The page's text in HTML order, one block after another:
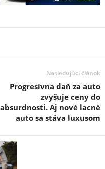
Nasledujúci článok
Progresívna daň za auto
zvyšuje ceny do
absurdnosti. Aj nové lacné
auto sa stáva luxusom